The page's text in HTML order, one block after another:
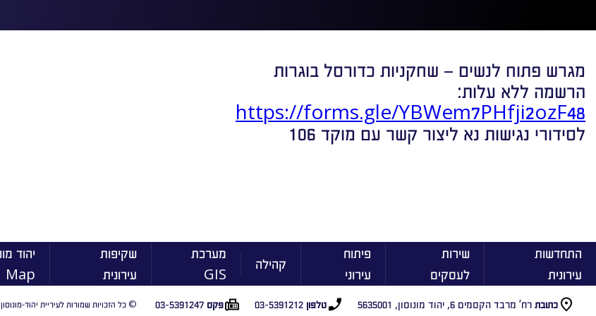
מגרש פתוח לנשים – שחקניות כדורסל בוגרות
הרשמה ללא עלות:
https://forms.gle/YBWem7PHfji2ozF48
לסידורי נגישות נא ליצור קשר עם מוקד 106
התחדשות
עירונית
שירות
לעסקים
פיתוח
עירוני
קהילה
מערכת
GIS
שקיפות
עירונית
Map
כתובת רח’ מרבד הקסמים 6, יהוד מונוסון, 5635001 טלפון 03-5391212 פקס 03-5391247 © כל הזכויות שמורות לעיריית יהוד-מונוסון